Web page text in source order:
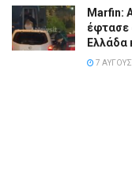
Marfin:
έφτασε
Ελλάδα
7